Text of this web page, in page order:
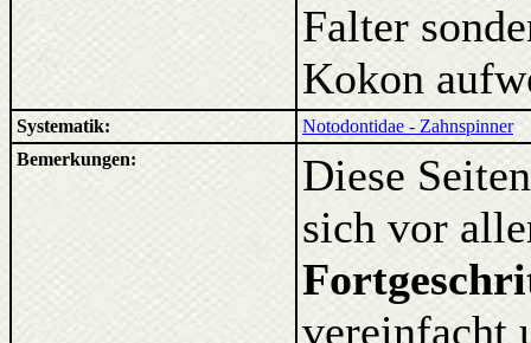
Falter
Kokon
Systematik:
Notodontidae - Zahnspinner
Bemerkungen:
Diese
sich vor
vereinfacht